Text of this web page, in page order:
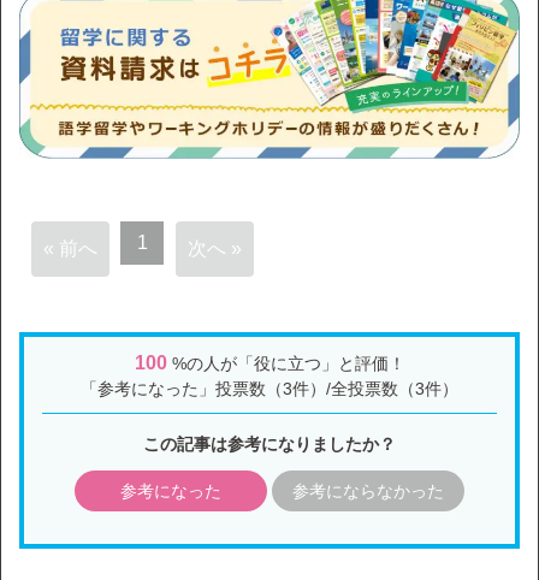
« 前へ 1 次へ »
100%の人が「役に立つ」と評価！
「参考になった」投票数（3件）/全投票数（3件）
この記事は参考になりましたか？
参考になった 参考にならなかった